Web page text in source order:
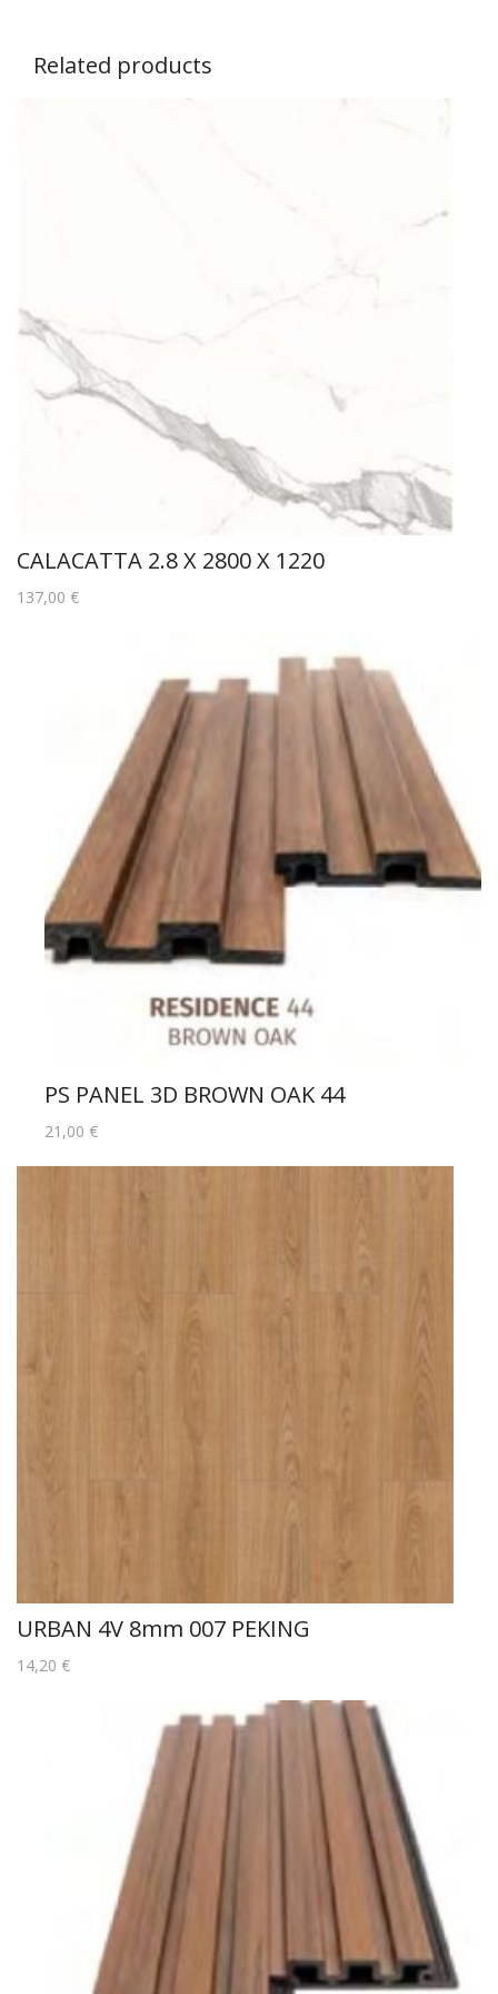
Related products
CALACATTA 2.8 X 2800 X 1220
137,00 €
PS PANEL 3D BROWN OAK 44
21,00 €
URBAN 4V 8mm 007 PEKING
14,20 €